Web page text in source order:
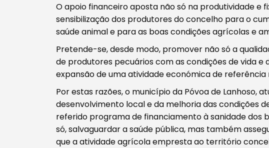
Filtros
O apoio financeiro aposta não só na produtividade e
sensibilização dos produtores do concelho para o
saúde animal e para as boas condições agrícolas e
Pretende-se, desde modo, promover não só a
de produtores pecuários com as condições de vida
expansão de uma atividade económica de referência
Por estas razões, o município da Póvoa de Lanhoso,
desenvolvimento local e da melhoria das condições
referido programa de financiamento à sanidade dos
só, salvaguardar a saúde pública, mas também
que a atividade agrícola empresta ao território